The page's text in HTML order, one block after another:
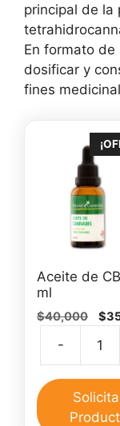
principal de
En formato de
dosificar y
fines
Aceite de
ml
$40,000
El
era:
$
-